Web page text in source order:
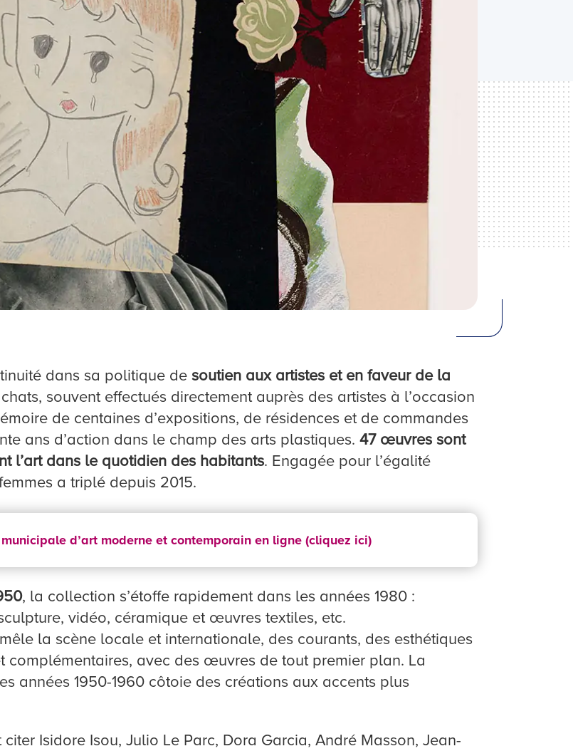
dans sa politique desoutien aux artistes et en faveur de la
souvent effectués directement auprès des artistes à l’occasion
de centaines d’expositions, de résidences et de commandes
ans d’action dans le champ des arts plastiques. 47 œuvres sont
l’art dans le quotidien des habitants. Engagée pour l’égalité
a triplé depuis 2015.
d’art moderne et contemporain en ligne (cliquez ici)
, la collection s’étoffe rapidement dans les années 1980 :
vidéo, céramique et œuvres textiles, etc.
la scène locale et internationale, des courants, des esthétiques
complémentaires, avec des œuvres de tout premier plan. La
années 1950-1960 côtoie des créations aux accents plus
citer Isidore Isou, Julio Le Parc, Dora Garcia, André Masson, Jean-